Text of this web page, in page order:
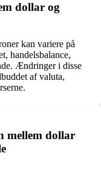
dollar og
kan variere på
handelsbalance,
Ændringer i disse
af valuta,
mellem dollar